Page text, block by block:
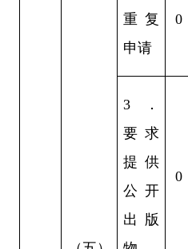
重复
申请
0
3 ．
要求
提供
公开
出版
0